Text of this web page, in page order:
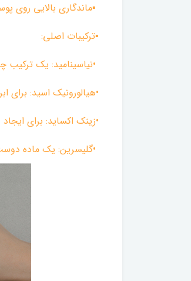
▪︎ماندگاری بالایی روی
▪︎ترکیبات اصلی:
•نیاسینامید: یک
•هیالورونیک اسید:
•زینک اکساید: برای
•گلیسرین: یک ماده